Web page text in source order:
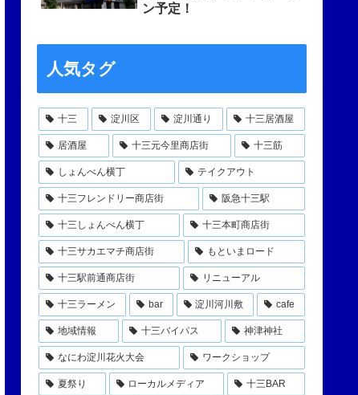
ン予定！
人気タグ
十三 淀川区 淀川通り 十三居酒屋
居酒屋 十三元今里商店街 十三筋
しょんべん横丁 テイクアウト
十三フレンドリー商店街 阪急十三駅
十三しょんべん横丁 十三本町商店街
十三サカエマチ商店街 もといまロード
十三駅前通商店街 リニューアル
十三ラーメン bar 淀川河川敷 cafe
地域情報 十三バイパス 神津神社
なにわ淀川花火大会 ワークショップ
夏祭り ローカルメディア 十三BAR